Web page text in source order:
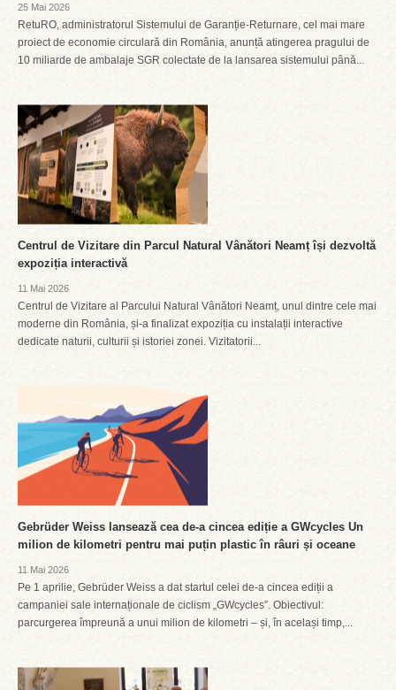
25 Mai 2026
RetuRO, administratorul Sistemului de Garanție-Returnare, cel mai mare
proiect de economie circulară din România, anunță atingerea pragului de
10 miliarde de ambalaje SGR colectate de la lansarea sistemului până...
Centrul de Vizitare din Parcul Natural Vânători Neamț își dezvoltă
expoziția interactivă
11 Mai 2026
Centrul de Vizitare al Parcului Natural Vânători Neamț, unul dintre cele mai
moderne din România, și-a finalizat expoziția cu instalații interactive
dedicate naturii, culturii și istoriei zonei. Vizitatorii...
Gebrüder Weiss lansează cea de-a cincea ediție a GWcycles Un
milion de kilometri pentru mai puțin plastic în râuri și oceane
11 Mai 2026
Pe 1 aprilie, Gebrüder Weiss a dat startul celei de-a cincea ediții a
campaniei sale internaționale de ciclism „GWcycles”. Obiectivul:
parcurgerea împreună a unui milion de kilometri – și, în același timp,...